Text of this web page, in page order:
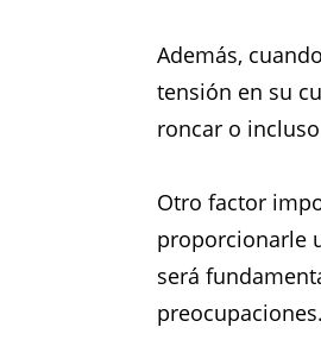
Además,
tensión en su
roncar o
Otro factor
proporcionarle
será
preocupaciones.